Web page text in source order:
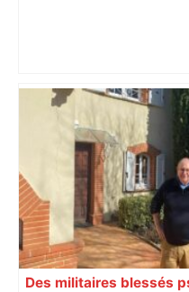
"C’est l’une des plus
fréquentations du
est-elle la capitale du
ladepeche.fr
Des militaires blessés